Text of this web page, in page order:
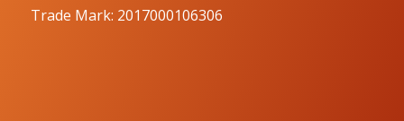
Trade Mark: 2017000106306